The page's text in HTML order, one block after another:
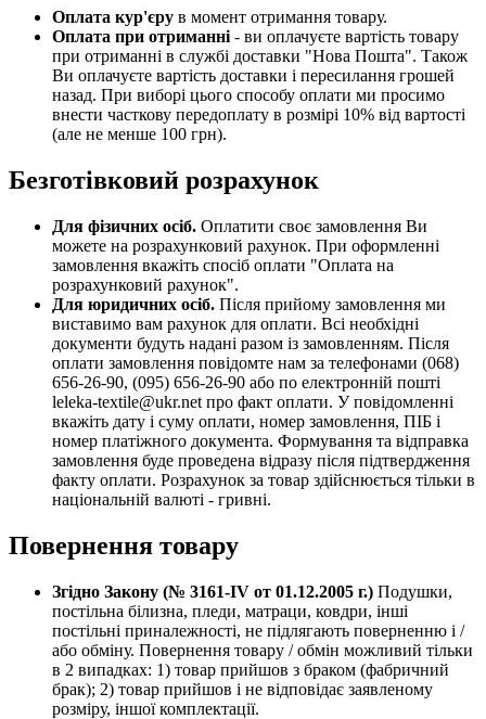
Оплата кур'єру в момент отримання товару.
Оплата при отриманні - ви оплачуєте вартість товару
при отриманні в службі доставки "Нова Пошта". Також
Ви оплачуєте вартість доставки і пересилання грошей
назад. При виборі цього способу оплати ми просимо
внести часткову передоплату в розмірі 10% від вартості
(але не менше 100 грн).
Безготівковий розрахунок
Для фізичних осіб. Оплатити своє замовлення Ви
можете на розрахунковий рахунок. При оформленні
замовлення вкажіть спосіб оплати "Оплата на
розрахунковий рахунок".
Для юридичних осіб. Після прийому замовлення ми
виставимо вам рахунок для оплати. Всі необхідні
документи будуть надані разом із замовленням. Після
оплати замовлення повідомте нам за телефонами (068)
656-26-90, (095) 656-26-90 або по електронній пошті
leleka-textile@ukr.net про факт оплати. У повідомленні
вкажіть дату і суму оплати, номер замовлення, ПІБ і
номер платіжного документа. Формування та відправка
замовлення буде проведена відразу після підтвердження
факту оплати. Розрахунок за товар здійснюється тільки в
національній валюті - гривні.
Повернення товару
Згідно Закону (№ 3161-IV от 01.12.2005 г.) Подушки,
постільна білизна, пледи, матраци, ковдри, інші
постільні приналежності, не підлягають поверненню і /
або обміну. Повернення товару / обмін можливий тільки
в 2 випадках: 1) товар прийшов з браком (фабричний
брак); 2) товар прийшов і не відповідає заявленому
розміру, іншої комплектації.